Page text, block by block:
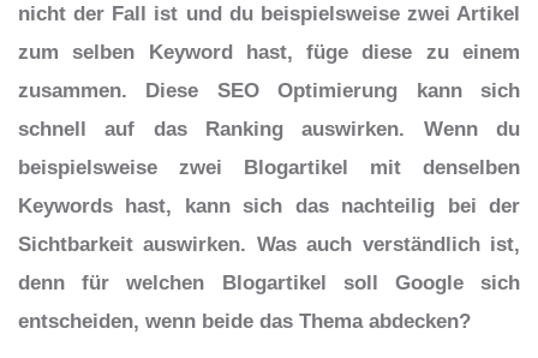
nicht der Fall ist und du beispielsweise zwei Artikel
zum selben Keyword hast, füge diese zu einem
zusammen. Diese SEO Optimierung kann sich
schnell auf das Ranking auswirken. Wenn du
beispielsweise zwei Blogartikel mit denselben
Keywords hast, kann sich das nachteilig bei der
Sichtbarkeit auswirken. Was auch verständlich ist,
denn für welchen Blogartikel soll Google sich
entscheiden, wenn beide das Thema abdecken?